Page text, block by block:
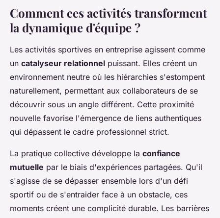
Comment ces activités transforment
la dynamique d'équipe ?
Les activités sportives en entreprise agissent comme
un catalyseur relationnel puissant. Elles créent un
environnement neutre où les hiérarchies s'estompent
naturellement, permettant aux collaborateurs de se
découvrir sous un angle différent. Cette proximité
nouvelle favorise l'émergence de liens authentiques
qui dépassent le cadre professionnel strict.
La pratique collective développe la confiance
mutuelle par le biais d'expériences partagées. Qu'il
s'agisse de se dépasser ensemble lors d'un défi
sportif ou de s'entraider face à un obstacle, ces
moments créent une complicité durable. Les barrières